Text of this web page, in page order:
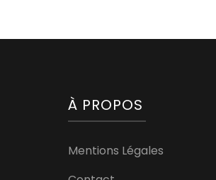
À PROPOS
Mentions Légales